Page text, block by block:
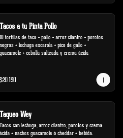
Tacos a tu Pinta Pollo
10 tortillas de taco + pollo + arroz cilantro + porotos
negros + lechuga escarola + pico de gallo +
guacamole + cebolla salteada y crema ácida
$20.190
Taqueo Wey
Tacos con lechuga, arroz cilantro, porotos y crema
ácida + nachos guacamole ó cheddar + bebida.